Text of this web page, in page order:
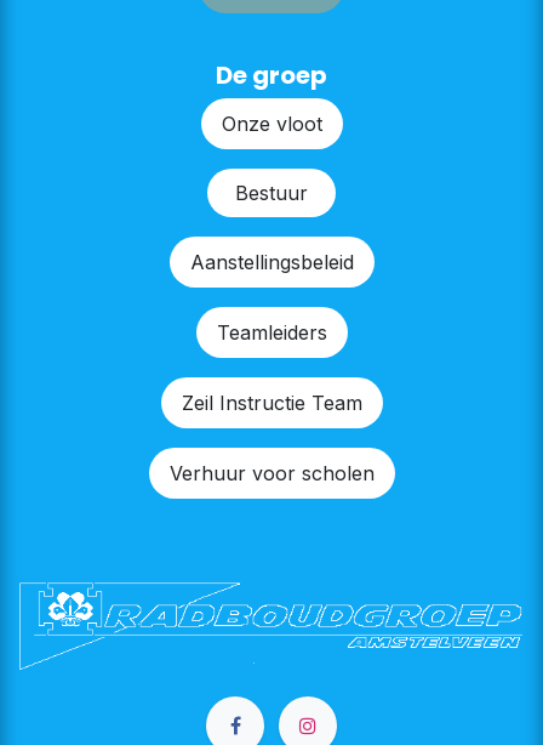
De groep
Onze v​​loot
Bestu​​ur
Aanstellingsbeleid
Teamleiders
Zeil Instructie Team
Verhuur voor scholen